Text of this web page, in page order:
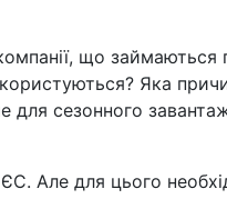
що займаються
Яка
сезонного
Але для цього